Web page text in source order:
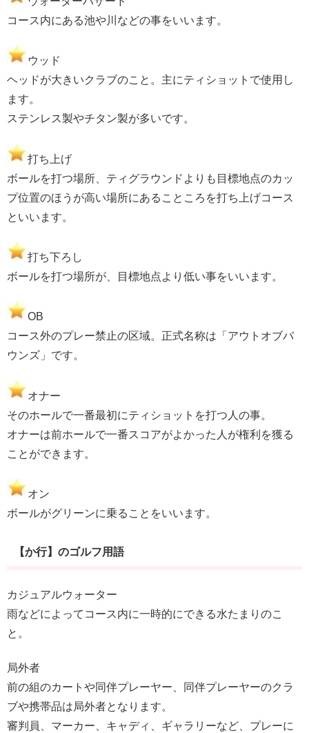
コース内にある池や川などの事をいいます。
ウッド
ヘッドが大きいクラブのこと。主にティショットで使用し
ます。
ステンレス製やチタン製が多いです。
打ち上げ
ボールを打つ場所、ティグラウンドよりも目標地点のカッ
プ位置のほうが高い場所にあることころを打ち上げコース
といいます。
打ち下ろし
ボールを打つ場所が、目標地点より低い事をいいます。
OB
コース外のプレー禁止の区域。正式名称は「アウトオブバ
ウンズ」です。
オナー
そのホールで一番最初にティショットを打つ人の事。
オナーは前ホールで一番スコアがよかった人が権利を獲る
ことができます。
オン
ボールがグリーンに乗ることをいいます。
【か行】のゴルフ用語
カジュアルウォーター
雨などによってコース内に一時的にできる水たまりのこ
と。
局外者
前の組のカートや同伴プレーヤー、同伴プレーヤーのクラ
ブや携帯品は局外者となります。
審判員、マーカー、キャディ、ギャラリーなど、プレーに